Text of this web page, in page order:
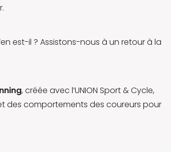
est-il ? Assistons-nous à un retour à la
, créée avec l’UNION Sport & Cycle,
des comportements des coureurs pour